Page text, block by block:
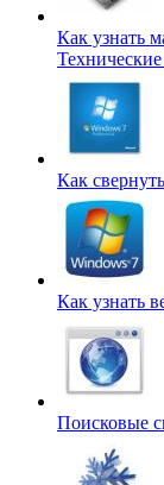
Как узнать
Как
Как узнать
Поисковые